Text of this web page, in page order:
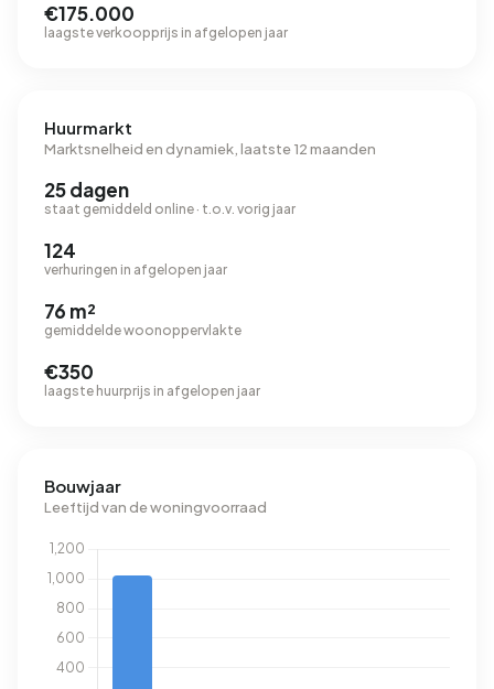
€175.000
laagste verkoopprijs in afgelopen jaar
Huurmarkt
Marktsnelheid en dynamiek, laatste 12 maanden
25 dagen
staat gemiddeld online · t.o.v. vorig jaar
124
verhuringen in afgelopen jaar
76 m²
gemiddelde woonoppervlakte
€350
laagste huurprijs in afgelopen jaar
Bouwjaar
Leeftijd van de woningvoorraad